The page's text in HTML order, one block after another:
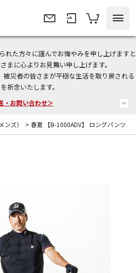
れた方々に謹んでお悔やみを申し上げますと
まに心よりお見舞い申し上げます。
災者の皆さまが平穏な生活を取り戻される
祈念いたします。
OFFクーポンプレゼント！
＞
・お問い合わせ＞
ンズ） > 春夏 【B-1000ADV】 ロングパンツ